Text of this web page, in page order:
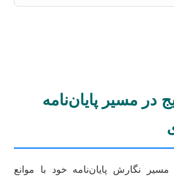
در مسیر پایان‌نامه
نگارش پایان‌نامه خود با موانع